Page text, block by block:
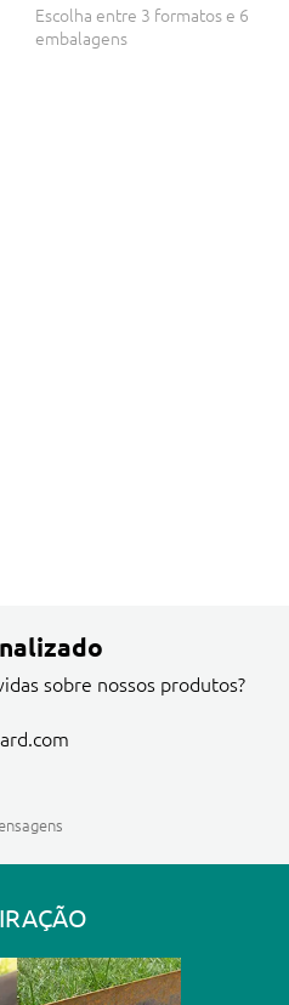
Escolha entre 3 formatos e 6
embalagens
sobre nossos produtos?